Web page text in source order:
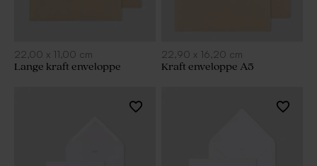
22,00 x 11,00 cm
Lange kraft enveloppe
22,90 x 16,20 cm
Kraft enveloppe A5